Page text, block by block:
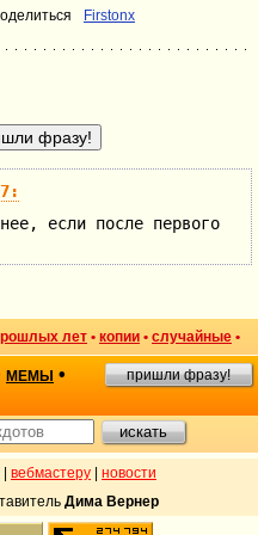
Firstonx
если после первого
лет • копии • случайные •
МЕМЫ • пришли фразу!
вебмастеру
новости
Дима Вернер